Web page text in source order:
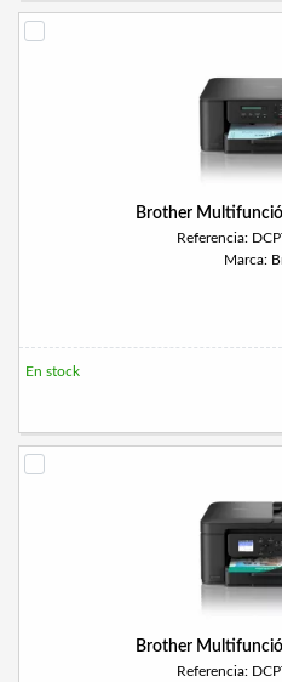
Brother
Referencia:
Marca:
En stock
Brother
Referencia: